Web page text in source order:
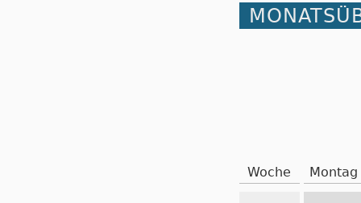
Woche Montag